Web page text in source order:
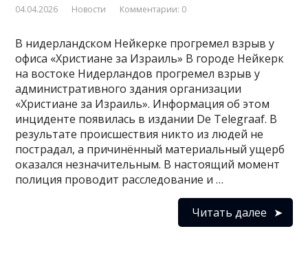
04.04.2026 Новости Комментарии: 0
В нидерландском Нейкерке прогремел взрыв у
офиса «Христиане за Израиль» В городе Нейкерк
на востоке Нидерландов прогремел взрыв у
административного здания организации
«Христиане за Израиль». Информация об этом
инциденте появилась в издании De Telegraaf. В
результате происшествия никто из людей не
пострадал, а причинённый материальный ущерб
оказался незначительным. В настоящий момент
полиция проводит расследование и …
Читать далее